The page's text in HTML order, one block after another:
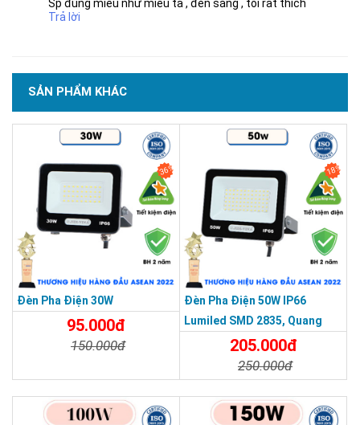
điện so với đèn PF thấp.
Vỏ nhôm hợp kim – yếu tố quyết định độ bền
THƯƠNG HIỆU HÀNG ĐẦU ASEAN 2022
Sp đúng miêu như miêu tả , đèn sáng , tôi rất thích
Trả lời
SẢN PHẨM KHÁC
36%
Đèn Pha Điện 30W
95.000đ
150.000đ
18%
Đèn Pha Điện 50W IP66
Lumiled SMD 2835, Quang
Thông 120lm/W
205.000đ
250.000đ